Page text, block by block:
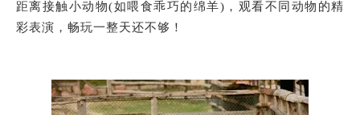
距离接触小动物(如喂食乖巧的绵羊)，观看不同动物的精
彩表演，畅玩一整天还不够！